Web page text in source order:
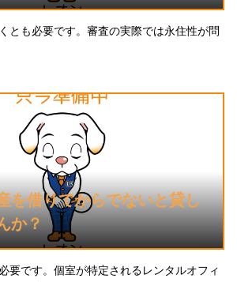
とも必要です。審査の実際では永住性が問
を借りてからでないと貸し
か？
要です。個室が特定されるレンタルオフィ